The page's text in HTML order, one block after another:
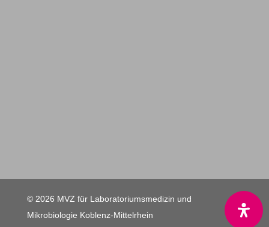
© 2026 MVZ für Laboratoriumsmedizin und
Mikrobiologie Koblenz-Mittelrhein